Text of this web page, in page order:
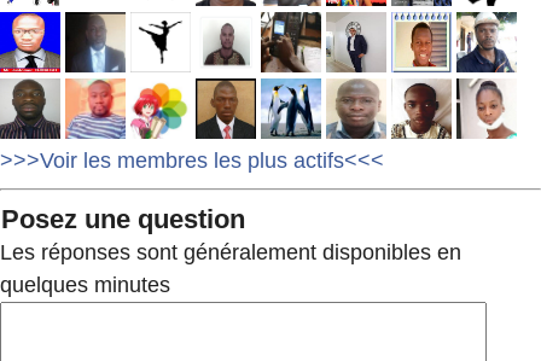
>>>Voir les membres les plus actifs<<<
Posez une question
Les réponses sont généralement disponibles en
quelques minutes